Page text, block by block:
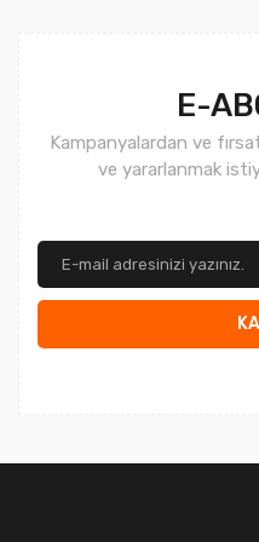
E-
Kampanyalardan ve
ve yararlanmak